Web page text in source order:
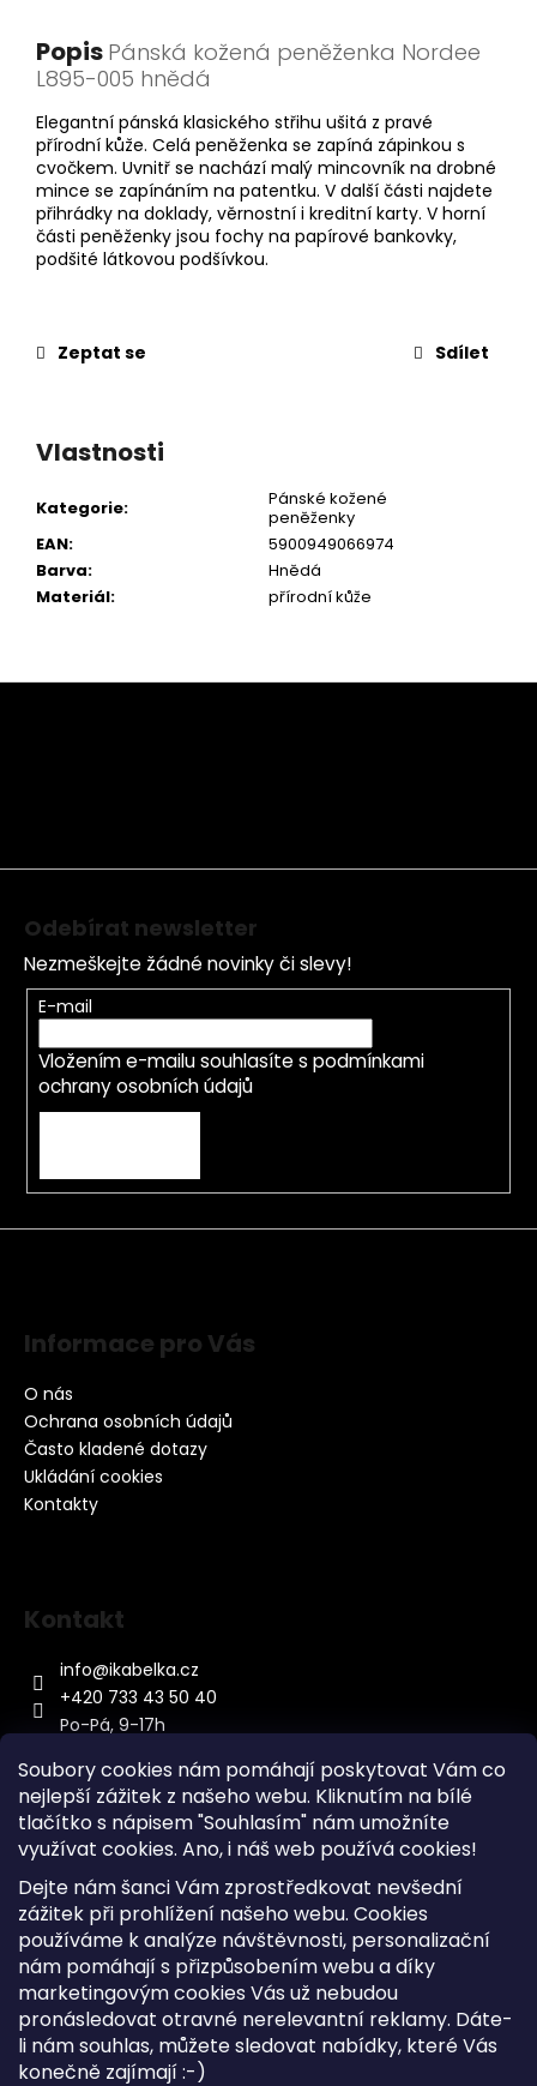
Soubory cookies nám pomáhají poskytovat Vám co
nejlepší zážitek z našeho webu. Kliknutím na bílé
tlačítko s nápisem "Souhlasím" nám umožníte
využívat cookies. Ano, i náš web používá cookies!
Dejte nám šanci Vám zprostředkovat nevšední
zážitek při prohlížení našeho webu. Cookies
používáme k analýze návštěvnosti, personalizační
nám pomáhají s přizpůsobením webu a díky
marketingovým cookies Vás už nebudou
pronásledovat otravné nerelevantní reklamy. Dáte-
li nám souhlas, můžete sledovat nabídky, které Vás
konečně zajímají :-)
Popis Pánská kožená peněženka Nordee
L895-005 hnědá
Elegantní pánská klasického střihu ušitá z pravé
přírodní kůže. Celá peněženka se zapíná zápinkou s
cvočkem. Uvnitř se nachází malý mincovník na drobné
mince se zapínáním na patentku. V další části najdete
přihrádky na doklady, věrnostní i kreditní karty. V horní
části peněženky jsou fochy na papírové bankovky,
podšité látkovou podšívkou.
Zeptat se Sdílet
Vlastnosti
Kategorie:
Pánské kožené
peněženky
EAN:
5900949066974
Barva:
Hnědá
Materiál: přírodní kůže
Z
Odebírat newsletter
Nezmeškejte žádné novinky či slevy!
E-mail
Vložením e-mailu souhlasíte s podmínkami
ochrany osobních údajů
Informace pro Vás
O nás
Ochrana osobních údajů
Často kladené dotazy
Ukládání cookies
Kontakty
Kontakt
info@ikabelka.cz
+420 733 43 50 40
Po-Pá, 9-17h
Kontakt
Sitemap
Doprava a Platba
Reklamace Zboží
Obchodní podmínky